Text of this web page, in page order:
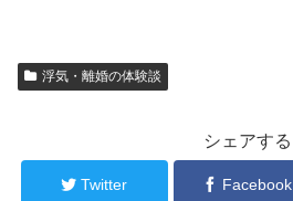
浮気・離婚の体験談
シェアする
Twitter Facebook